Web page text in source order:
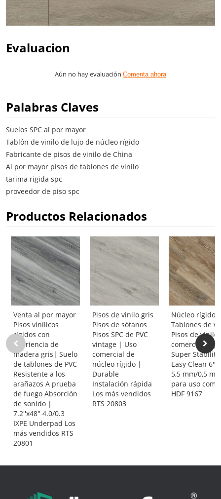
Evaluacion
Aún no hay evaluación Comenta ahora
Palabras Claves
Suelos SPC al por mayor
Tablón de vinilo de lujo de núcleo rígido
Fabricante de pisos de vinilo de China
Al por mayor pisos de tablones de vinilo
tarima rigida spc
proveedor de piso spc
Productos Relacionados
Venta al por mayor
Pisos vinílicos
rígidos con
apariencia de
madera gris| Suelo
de tablones de PVC
Resistente a los
arañazos A prueba
de fuego Absorción
de sonido |
7.2''x48'' 4.0/0.3
IXPE Underpad Los
más vendidos RTS
20801
Pisos de vinilo gris
Pisos de sótanos
Pisos SPC de PVC
vintage | Uso
comercial de
núcleo rígido |
Durable
Instalación rápida
Los más vendidos
RTS 20803
Núcleo rígido
Tablones de
Pisos de vinilo
comerciales |
Super Stability
Easy Clean
5,5 mm/0,5
para uso
HDF 9167